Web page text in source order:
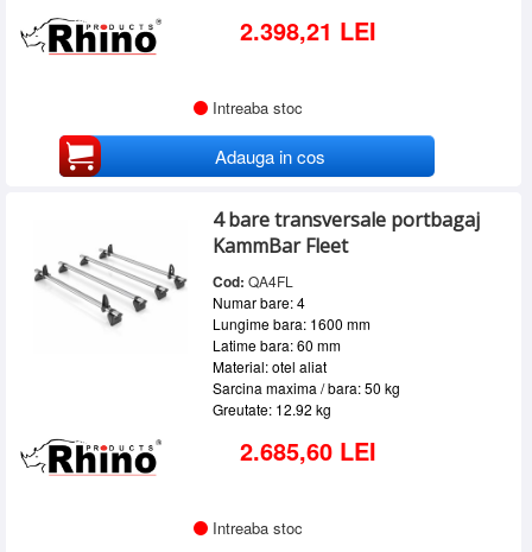
2.398,21 LEI
Intreaba stoc
Adauga in cos
4 bare transversale portbagaj
KammBar Fleet
Cod: QA4FL
Numar bare: 4
Lungime bara: 1600 mm
Latime bara: 60 mm
Material: otel aliat
Sarcina maxima / bara: 50 kg
Greutate: 12.92 kg
2.685,60 LEI
Intreaba stoc